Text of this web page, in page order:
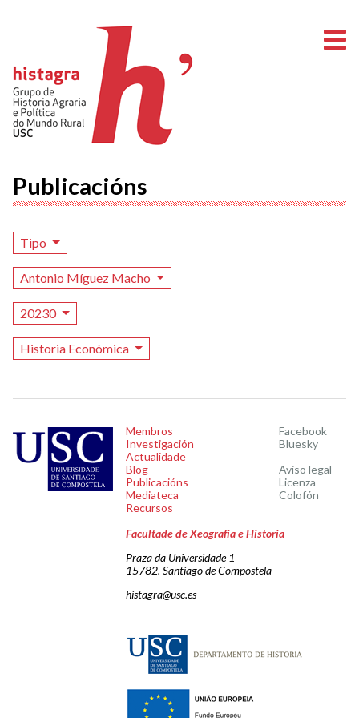
Publicacións
Tipo
Antonio Míguez Macho
20230
Historia Económica
Membros
Investigación
Actualidade
Blog
Publicacións
Mediateca
Recursos
Facebook
Bluesky
Aviso legal
Licenza
Colofón
Facultade de Xeografía e Historia
Praza da Universidade 1
15782. Santiago de Compostela
histagra@usc.es